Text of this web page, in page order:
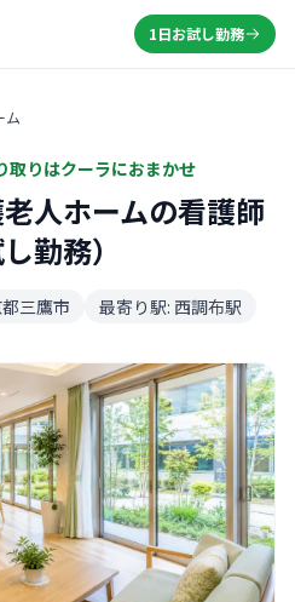
1日お試し勤務
ム
取りはクーラにおまかせ
人ホームの看護師
勤務）
三鷹市 最寄り駅: 西調布駅